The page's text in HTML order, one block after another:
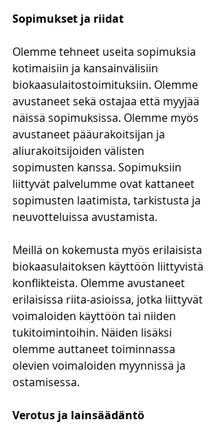
Sopimukset ja riidat
Olemme tehneet useita sopimuksia
kotimaisiin ja kansainvälisiin
biokaasulaitostoimituksiin. Olemme
avustaneet sekä ostajaa että myyjää
näissä sopimuksissa. Olemme myös
avustaneet pääurakoitsijan ja
aliurakoitsijoiden välisten
sopimusten kanssa. Sopimuksiin
liittyvät palvelumme ovat kattaneet
sopimusten laatimista, tarkistusta ja
neuvotteluissa avustamista.
Meillä on kokemusta myös erilaisista
biokaasulaitoksen käyttöön liittyvistä
konflikteista. Olemme avustaneet
erilaisissa riita-asioissa, jotka liittyvät
voimaloiden käyttöön tai niiden
tukitoimintoihin. Näiden lisäksi
olemme auttaneet toiminnassa
olevien voimaloiden myynnissä ja
ostamisessa.
Verotus ja lainsäädäntö